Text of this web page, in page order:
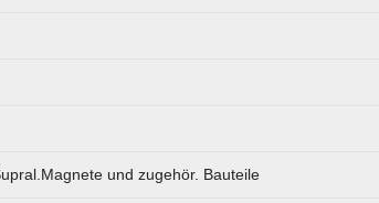
und zugehör. Bauteile